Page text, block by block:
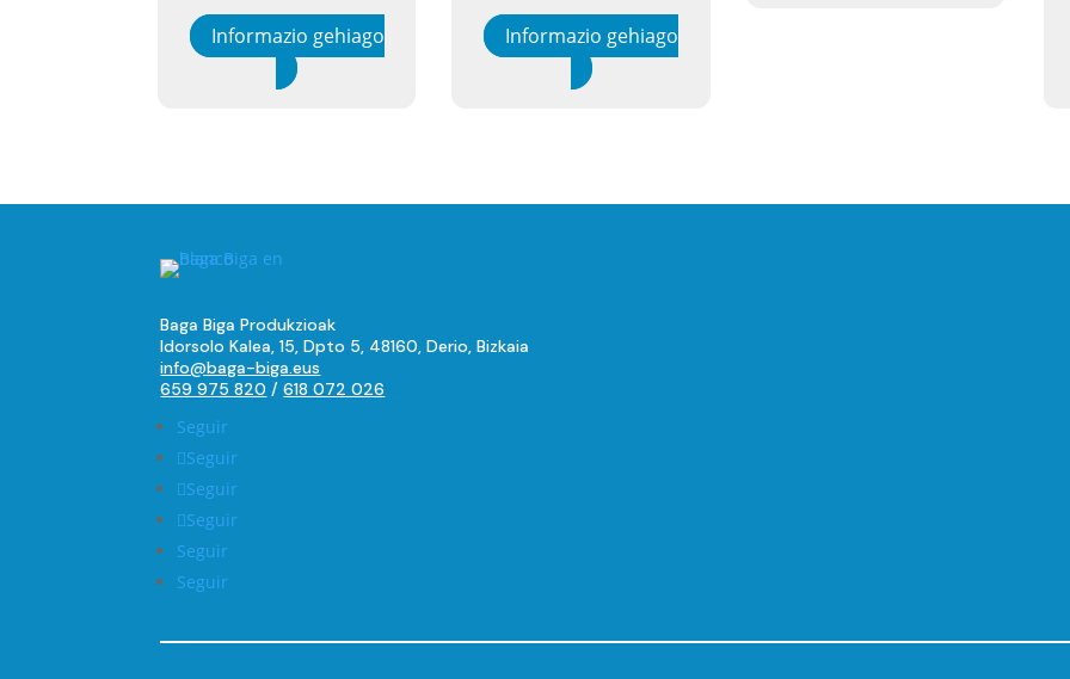
Informazio gehiago Informazio gehiago
Baga Biga Produkzioak
Idorsolo Kalea, 15, Dpto 5, 48160, Derio, Bizkaia
info@baga-biga.eus
659 975 820 /618 072 026
Seguir
Seguir
Seguir
Seguir
Seguir
Seguir